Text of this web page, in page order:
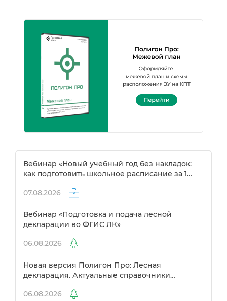
ебинар «Новый учебный год без накладок:
как подготовить школьное расписание за 1
07.08.2026
ебинар «Подготовка и подача лесной
декларации во ФГИС ЛК»
06.08.2026
Новая версия Полигон Про: Лесная
декларация. Актуальные справочники
сертификато
06.08.2026